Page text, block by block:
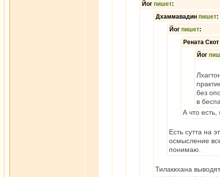
Йог пишет:
Дхаммавадин пишет:
Йог пишет:
Рената Скот
Йог
без
в
А что
Есть сутта на
осмысление
понимаю.
Тилаккхана